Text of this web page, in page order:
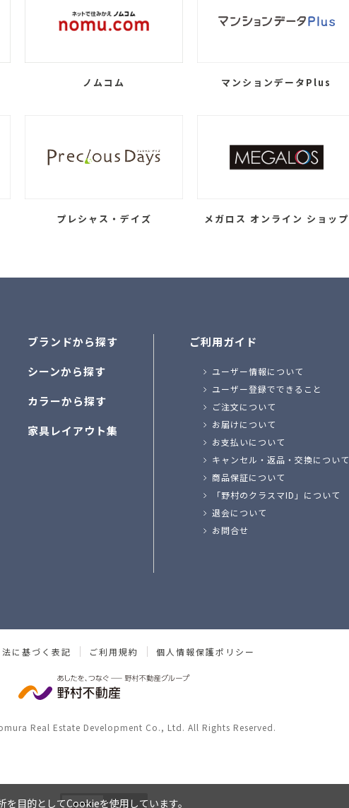
ノムコム マンションデータPlus
プレシャス・デイズ メガロス オンライン ショップ
ブランドから探す
シーンから探す
カラーから探す
家具レイアウト集
ご利用ガイド
ユーザー情報について
ユーザー登録でできること
ご注文について
お届けについて
お支払いについて
キャンセル・返品・交換について
商品保証について
「野村のクラスマID」について
退会について
お問合せ
に基づく表記 ご利用規約 個人情報保護ポリシー
Real Estate Development Co., Ltd. All Rights Reserved.
目的としてCookieを使用しています。